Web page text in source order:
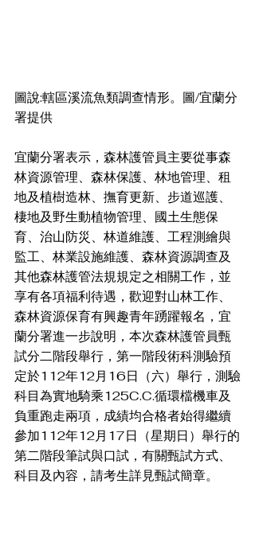
圖說:轄區溪流魚類調查情形。圖/宜蘭分
署提供
宜蘭分署表示，森林護管員主要從事森
林資源管理、森林保護、林地管理、租
地及植樹造林、撫育更新、步道巡護、
棲地及野生動植物管理、國土生態保
育、治山防災、林道維護、工程測繪與
監工、林業設施維護、森林資源調查及
其他森林護管法規規定之相關工作，並
享有各項福利待遇，歡迎對山林工作、
森林資源保育有興趣青年踴躍報名，宜
蘭分署進一步說明，本次森林護管員甄
試分二階段舉行，第一階段術科測驗預
定於112年12月16日（六）舉行，測驗
科目為實地騎乘125C.C.循環檔機車及
負重跑走兩項，成績均合格者始得繼續
參加112年12月17日（星期日）舉行的
第二階段筆試與口試，有關甄試方式、
科目及內容，請考生詳見甄試簡章。